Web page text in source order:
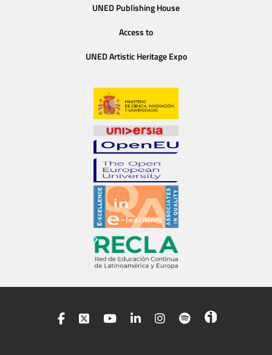
UNED Publishing House
Access to
UNED Artistic Heritage Expo